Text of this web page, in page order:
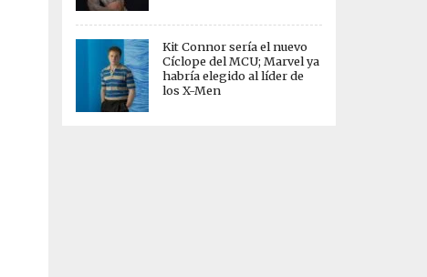
Kit Connor sería el nuevo
Cíclope del MCU; Marvel ya
habría elegido al líder de
los X-Men